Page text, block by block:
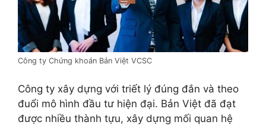
Công ty Chứng khoán Bản Việt VCSC
Công ty xây dựng với triết lý đúng đắn và theo
đuổi mô hình đầu tư hiện đại. Bản Việt đã đạt
được nhiều thành tựu, xây dựng mối quan hệ